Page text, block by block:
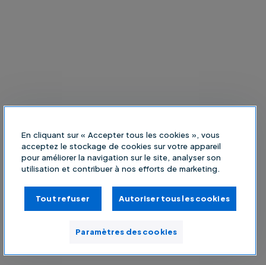
En cliquant sur « Accepter tous les cookies », vous
acceptez le stockage de cookies sur votre appareil
pour améliorer la navigation sur le site, analyser son
utilisation et contribuer à nos efforts de marketing.
Tout refuser Autoriser tous les cookies
Paramètres des cookies